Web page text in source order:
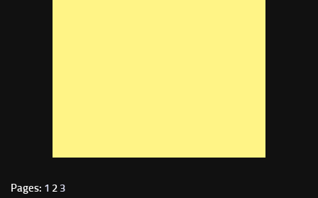
Pages: 1 2 3